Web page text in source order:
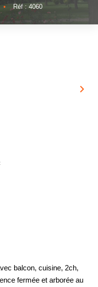
• Réf : 4060
balcon, cuisine, 2ch,
fermée et arborée au